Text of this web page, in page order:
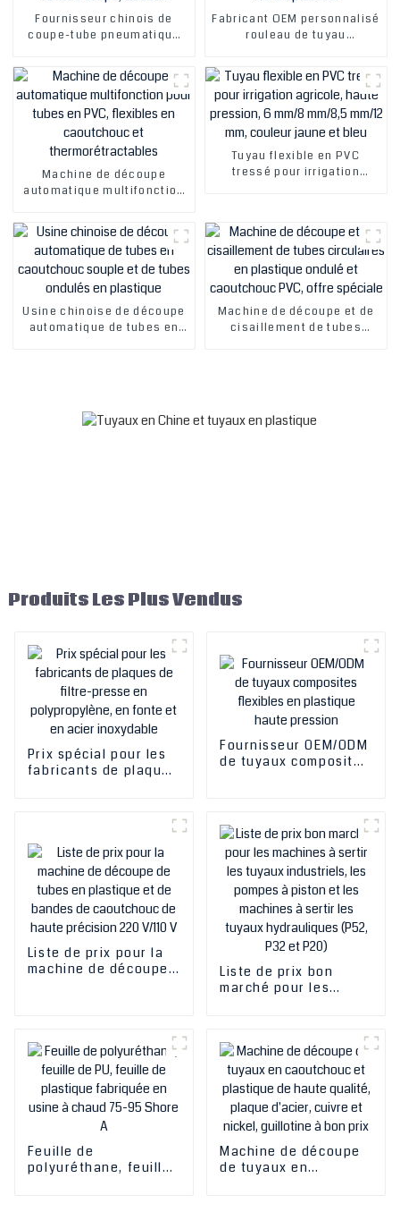
Fournisseur chinois de
coupe-tube pneumatique
​​caoutchouc, silicone,
plastique, outil de coupe,
ciseaux
Fabricant OEM personnalisé
rouleau de tuyau
plastique noir résistant à la
corrosion de 3 à 7 mm
d'épaisseur
Machine de découpe
automatique multifonction
en caoutchouc et
thermorétractables
Tuyau flexible en PVC
tressé pour irrigation
Usine chinoise de découpe
automatique de tubes en
Machine de découpe et de
cisaillement de tubes
Produits Les Plus Vendus
Prix ​​spécial pour les
fabricants de plaques
Fournisseur OEM/ODM
de tuyaux composites
Liste de prix pour la
machine de découpe
Liste de prix bon
marché pour les
les machines à sertir
les tuyaux
hydrauliques (P52,
P32 et P20)
Feuille de
polyuréthane, feuille
Machine de découpe
de tuyaux en